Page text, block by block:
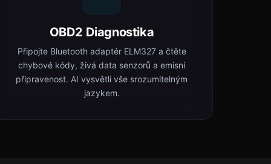
OBD2 Diagnostika
Připojte Bluetooth adaptér ELM327 a čtěte
chybové kódy, živá data senzorů a emisní
připravenost. AI vysvětlí vše srozumitelným
jazykem.